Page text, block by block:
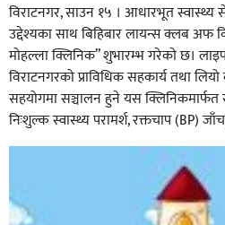
विराटनगर, साउन १५ । आधारभूत
उद्देश्यका साथ बिहिबार लायन्स क्लब अफ
मोहल्ला क्लिनिक” शुभारम्भ गरेकाे छ। लाइफ
विराटनगरको प्राविधिक सहकार्य तथा
सहयोगमा सञ्चालन हुने यस क्लिनिकमार्फत
निःशुल्क स्वास्थ्य परामर्श, रक्तचाप (BP)